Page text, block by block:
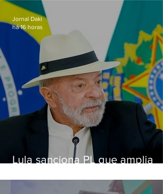
Lula sanciona PL que amplia
crianças
Jornal Daki
há 16 horas